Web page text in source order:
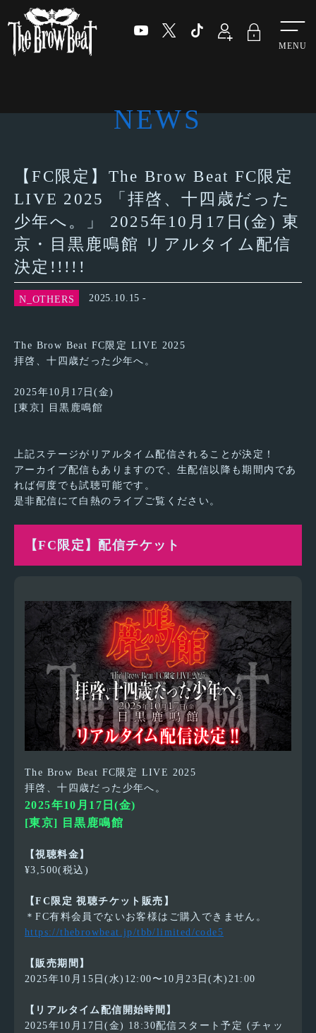
NEWS
【FC限定】The Brow Beat FC限定
LIVE 2025 「拝啓、十四歳だった
少年へ。」 2025年10月17日(金) 東
京・目黒鹿鳴館 リアルタイム配信
決定!!!!!
N_OTHERS 2025.10.15
The Brow Beat FC限定 LIVE 2025
拝啓、十四歳だった少年へ。
2025年10月17日(金)
[東京] 目黒鹿鳴館
上記ステージがリアルタイム配信されることが決定！
アーカイブ配信もありますので、生配信以降も期間内であ
れば何度でも試聴可能です。
是非配信にて白熱のライブご覧ください。
【FC限定】配信チケット
The Brow Beat FC限定 LIVE 2025
拝啓、十四歳だった少年へ。
2025年10月17日(金)
[東京] 目黒鹿鳴館
【視聴料金】
¥3,500(税込)
【FC限定 視聴チケット販売】
＊FC有料会員でないお客様はご購入できません。
https://thebrowbeat.jp/tbb/limited/code5
【販売期間】
2025年10月15日(水)12:00〜10月23日(木)21:00
【リアルタイム配信開始時間】
2025年10月17日(金) 18:30配信スタート予定 (チャッ